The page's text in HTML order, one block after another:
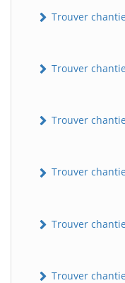
Trouver
Trouver
Trouver
Trouver
Trouver
Trouver